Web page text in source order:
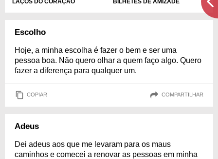
Escolho
Hoje, a minha escolha é fazer o bem e ser uma
pessoa boa. Não quero olhar a quem faço algo. Quero
fazer a diferença para qualquer um.
COPIAR COMPARTILHAR
Adeus
Dei adeus aos que me levaram para os maus
caminhos e comecei a renovar as pessoas em minha